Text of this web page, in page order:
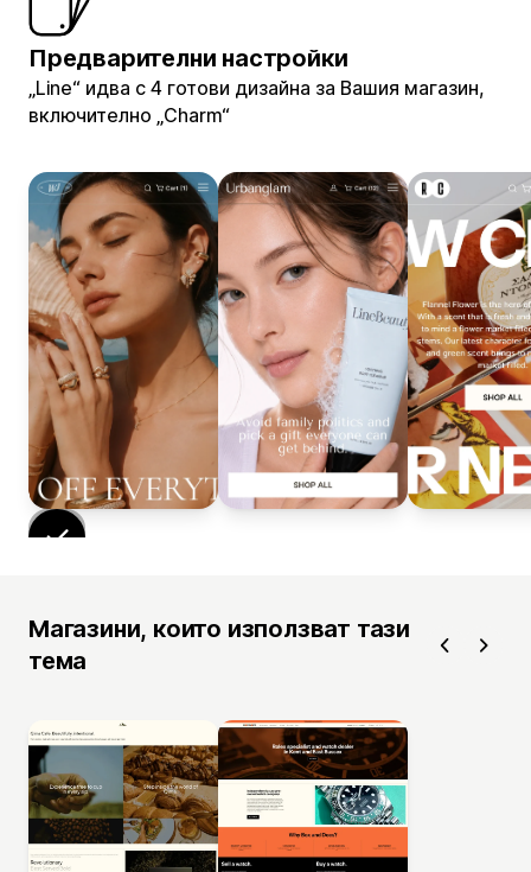
Предварителни настройки
„Line“ идва с 4 готови дизайна за Вашия магазин,
включително „Charm“
Магазини, които използват тази
тема